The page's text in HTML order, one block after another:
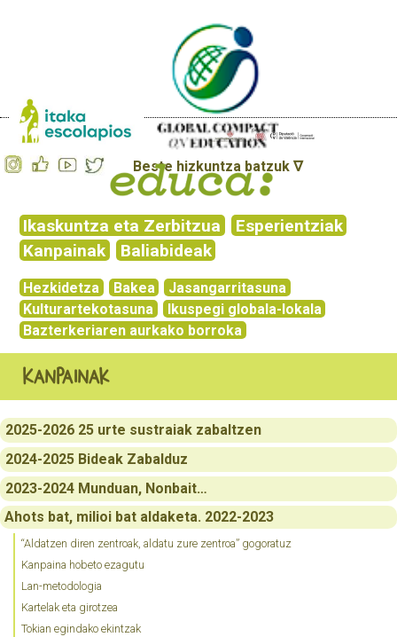
Beste hizkuntza batzuk ∇
Ikaskuntza eta Zerbitzua
Esperientziak
Kanpainak
Baliabideak
Hezkidetza Bakea
Jasangarritasuna
Kulturartekotasuna
Ikuspegi globala-lokala
Bazterkeriaren aurkako borroka
Kanpainak
2025-2026 25 urte sustraiak zabaltzen
2024-2025 Bideak Zabalduz
2023-2024 Munduan, Nonbait…
Ahots bat, milioi bat aldaketa. 2022-2023
“Aldatzen diren zentroak, aldatu zure zentroa” gogoratuz
Kanpaina hobeto ezagutu
Lan-metodologia
Kartelak eta girotzea
Tokian egindako ekintzak